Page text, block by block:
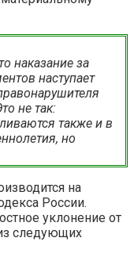
наказание за
наступает
не так:
также и в
но
на
России.
уклонение от
следующих